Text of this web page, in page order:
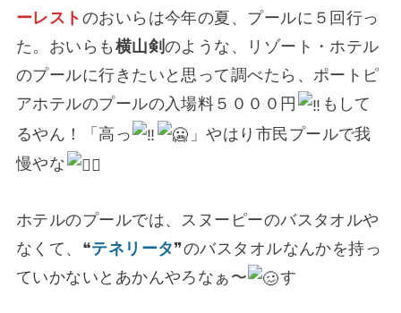
ーレスト のおいらは今年の夏、プールに５回行っ
た。おいらも 横山剣のような、リゾート・ホテル
のプールに行きたいと思って調べたら、ポートピ
アホテルのプールの入場料５０００円
もして
るやん！「高っ
」やはり市民プールで我
慢やな
ホテルのプールでは、スヌーピーのバスタオルや
なくて、❝テネリータ❞のバスタオルなんかを持っ
ていかないとあかんやろなぁ〜
す